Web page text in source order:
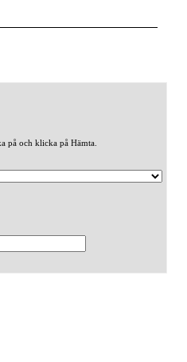
på och klicka på Hämta.